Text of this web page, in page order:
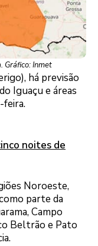
Gráfico: Inmet
há previsão
Iguaçu e áreas
feira.
noites de
Noroeste,
parte da
Campo
Beltrão e Pato